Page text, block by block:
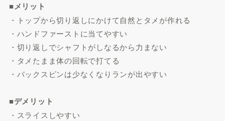
■メリット
・トップから切り返しにかけて自然とタメが作れる
・ハンドファーストに当てやすい
・切り返しでシャフトがしなるから力まない
・タメたまま体の回転で打てる
・バックスピンは少なくなりランが出やすい
■デメリット
・スライスしやすい